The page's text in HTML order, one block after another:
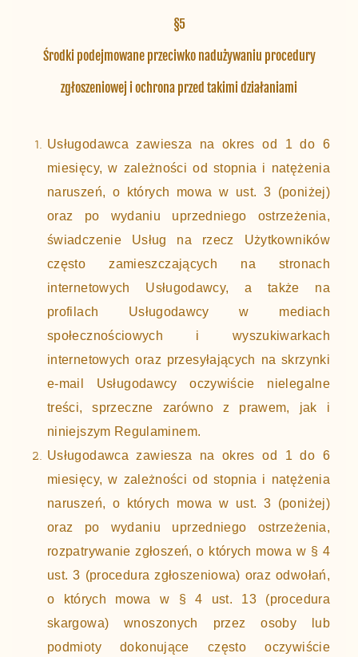
§5
Środki podejmowane przeciwko nadużywaniu procedury
zgłoszeniowej i ochrona przed takimi działaniami
Usługodawca zawiesza na okres od 1 do 6
miesięcy, w zależności od stopnia i natężenia
naruszeń, o których mowa w ust. 3 (poniżej)
oraz po wydaniu uprzedniego ostrzeżenia,
świadczenie Usług na rzecz Użytkowników
często zamieszczających na stronach
internetowych Usługodawcy, a także na
profilach Usługodawcy w mediach
społecznościowych i wyszukiwarkach
internetowych oraz przesyłających na skrzynki
e-mail Usługodawcy oczywiście nielegalne
treści, sprzeczne zarówno z prawem, jak i
niniejszym Regulaminem.
Usługodawca zawiesza na okres od 1 do 6
miesięcy, w zależności od stopnia i natężenia
naruszeń, o których mowa w ust. 3 (poniżej)
oraz po wydaniu uprzedniego ostrzeżenia,
rozpatrywanie zgłoszeń, o których mowa w § 4
ust. 3 (procedura zgłoszeniowa) oraz odwołań,
o których mowa w § 4 ust. 13 (procedura
skargowa) wnoszonych przez osoby lub
podmioty dokonujące często oczywiście